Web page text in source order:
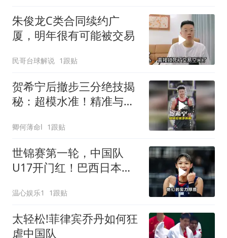
朱俊龙C类合同续约广
厦，明年很有可能被交易
民哥台球解说 1跟贴
贺希宁后撤步三分绝技揭
秘：超模水准！精准与产
卿何薄命l 1跟贴
世锦赛第一轮，中国队
U17开门红！巴西日本爆
温心娱乐1 1跟贴
太轻松!菲律宾乔丹如何狂
虐中国队